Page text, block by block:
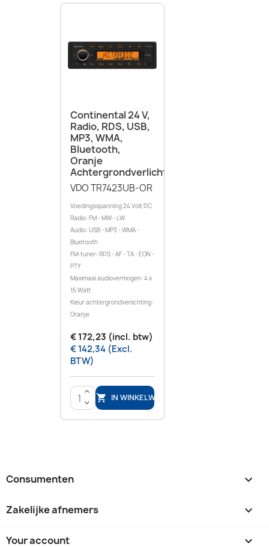
Continental 24 V,
Radio, RDS, USB,
MP3, WMA,
Bluetooth,
Oranje
Achtergrondverlichting
VDO TR7423UB-OR
Voedingsspanning 24 Volt DC
Radio: FM - MW - LW
Audio: USB - MP3 - WMA -
Bluetooth
FM-tuner: RDS - AF - TA - EON -
PTY
Maximaal audiovermogen: 4 x
15 Watt
Kleur achtergrondverlichting:
Oranje
€ 172,23 (incl. btw)
€ 142,34 (Excl.
BTW)
>
<
 IN WINKELWAGEN
Consumenten 
Zakelijke afnemers 
Your account 